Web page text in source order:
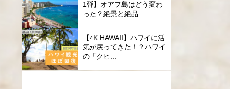
1弾】オアフ島はどう変わ
った？絶景と絶品...
【4K HAWAII】ハワイに活
気が戻ってきた！？ハワイ
の「クヒ...